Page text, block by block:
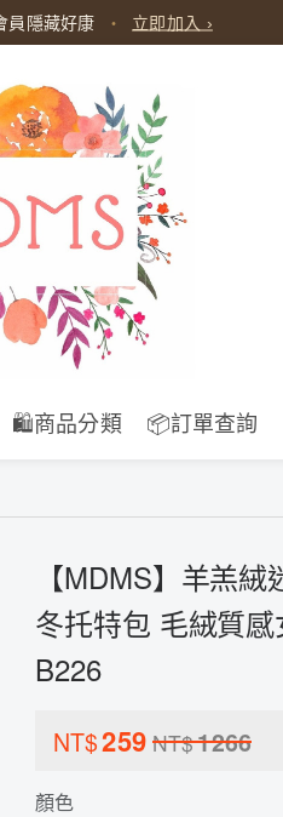
員隱藏好康 ・ 立即加入 ›
🛍️商品分類 📦訂單查詢
【MDMS】羊羔
冬托特包 毛絨質
B226
NT$259 NT$1266
顏色